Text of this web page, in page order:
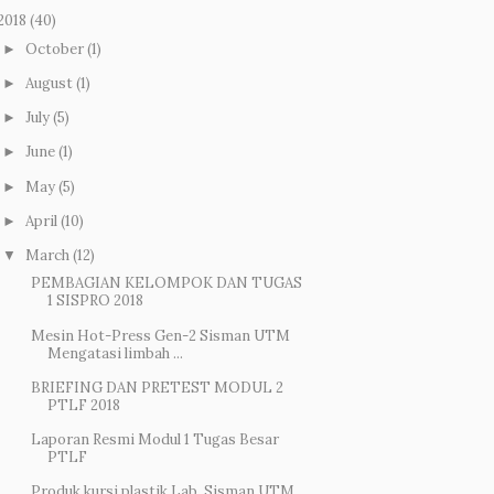
(40)
► October (1)
► August (1)
► July (5)
► June (1)
► May (5)
► April (10)
▼ March (12)
PEMBAGIAN KELOMPOK DAN TUGAS
1 SISPRO 2018
Mesin Hot-Press Gen-2 Sisman UTM
Mengatasi limbah ...
BRIEFING DAN PRETEST MODUL 2
PTLF 2018
Laporan Resmi Modul 1 Tugas Besar
PTLF